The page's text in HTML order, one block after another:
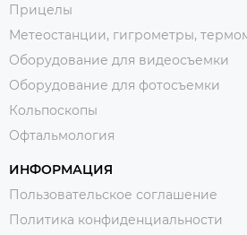
Прицелы
Метеостанции, гигрометры,
Оборудование для видеосъемки
Оборудование для фотосъемки
Кольпоскопы
Офтальмология
ИНФОРМАЦИЯ
Пользовательское соглашение
Политика конфиденциальности